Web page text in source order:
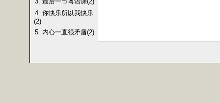
4. 你快乐所以我快乐
(2)
5. 内心一直很矛盾(2)